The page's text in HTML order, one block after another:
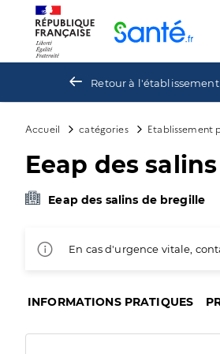
Retour à l'établissement
Accueil catégories Etablissement
Eeap des
Eeap des salins de bregille
En cas d'urgence vitale,
INFORMATIONS PRATIQUES
Panneau de gestion des cookies